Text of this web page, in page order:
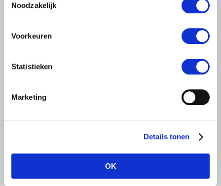
Noodzakelijk
Voorkeuren
Statistieken
Marketing
Details tonen
OK
Lees meer